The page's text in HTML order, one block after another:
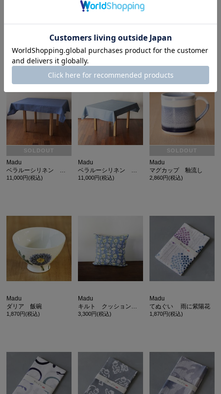
Madu
ベラルーシリネン テーブルランナー
Madu
ベラルーシリネン テーブルクロス ターコイズ
11,000円(税込)
Madu
3,630円(税込)
SOLDOUT
Madu
ベラルーシリネン テーブルクロス
11,000円(税込)
Madu
ベラルーシリネン テーブルクロス
11,000円(税込)
SOLDOUT
Madu
マグカップ 釉流し
2,860円(税込)
Madu
ダリア 飯碗
1,870円(税込)
Madu
キルト クッションカバー 45×45 グリーンフラワー
3,300円(税込)
Madu
てぬぐい 雨に紫陽花
1,870円(税込)